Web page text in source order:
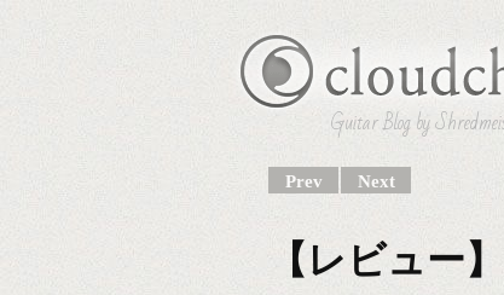
Guitar Blog by
Prev Next
【レビュー